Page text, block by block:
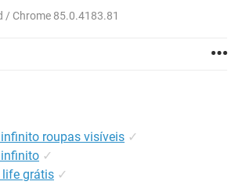
/ Chrome 85.0.4183.81
roupas visíveis ✓
✓
life grátis ✓